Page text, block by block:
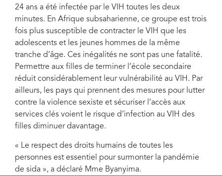
24 ans a été infectée par le VIH toutes les deux
minutes. En Afrique subsaharienne, ce groupe est trois
fois plus susceptible de contracter le VIH que les
adolescents et les jeunes hommes de la même
tranche d’âge. Ces inégalités ne sont pas une fatalité.
Permettre aux filles de terminer l’école secondaire
réduit considérablement leur vulnérabilité au VIH. Par
ailleurs, les pays qui prennent des mesures pour lutter
contre la violence sexiste et sécuriser l’accès aux
services clés voient le risque d’infection au VIH des
filles diminuer davantage.
« Le respect des droits humains de toutes les
personnes est essentiel pour surmonter la pandémie
de sida », a déclaré Mme Byanyima.